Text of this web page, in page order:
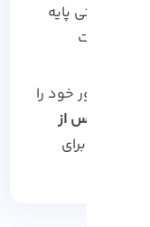
نکات امنیتی پایه
تهدیدات
سرور خود را
لینوکس از
و امن برای